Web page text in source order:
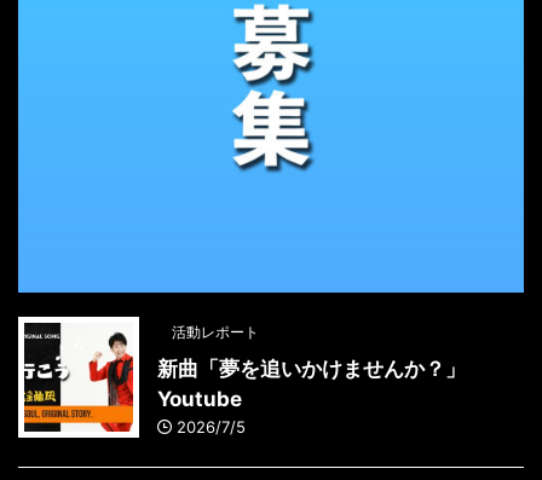
活動レポート
新曲「夢を追いかけませんか？」
Youtube
2026/7/5